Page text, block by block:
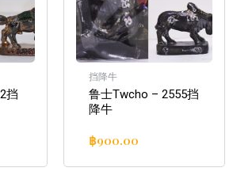
挡
挡降牛
鲁士Twcho – 2555挡
降牛
฿900.00